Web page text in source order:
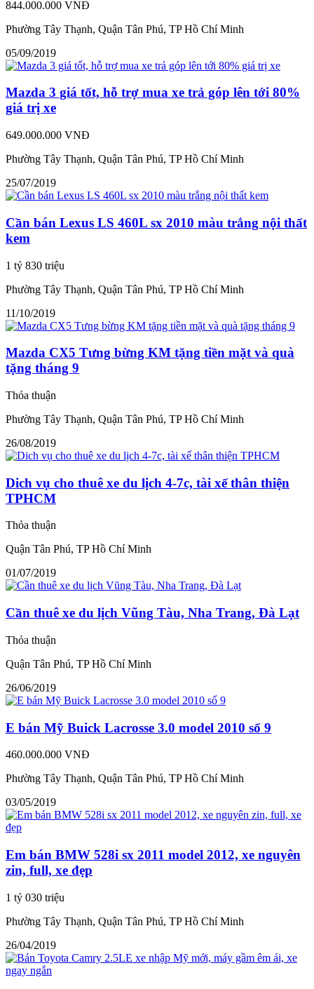
844.000.000 VNĐ
Phường Tây Thạnh, Quận Tân Phú, TP Hồ Chí Minh
05/09/2019
Mazda 3 giá tốt, hỗ trợ mua xe trả góp lên tới 80%
giá trị xe
649.000.000 VNĐ
Phường Tây Thạnh, Quận Tân Phú, TP Hồ Chí Minh
25/07/2019
Cần bán Lexus LS 460L sx 2010 màu trắng nội thất
kem
1 tỷ 830 triệu
Phường Tây Thạnh, Quận Tân Phú, TP Hồ Chí Minh
11/10/2019
Mazda CX5 Tưng bừng KM tặng tiền mặt và quà
tặng tháng 9
Thỏa thuận
Phường Tây Thạnh, Quận Tân Phú, TP Hồ Chí Minh
26/08/2019
Dich vụ cho thuê xe du lịch 4-7c, tài xế thân thiện
TPHCM
Thỏa thuận
Quận Tân Phú, TP Hồ Chí Minh
01/07/2019
Cần thuê xe du lịch Vũng Tàu, Nha Trang, Đà Lạt
Thỏa thuận
Quận Tân Phú, TP Hồ Chí Minh
26/06/2019
E bán Mỹ Buick Lacrosse 3.0 model 2010 sổ 9
460.000.000 VNĐ
Phường Tây Thạnh, Quận Tân Phú, TP Hồ Chí Minh
03/05/2019
Em bán BMW 528i sx 2011 model 2012, xe nguyên
zin, full, xe đẹp
1 tỷ 030 triệu
Phường Tây Thạnh, Quận Tân Phú, TP Hồ Chí Minh
26/04/2019